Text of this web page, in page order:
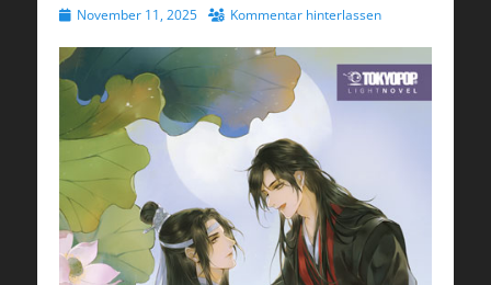
Veröffentlicht
November 11, 2025 Kommentar hinterlassen